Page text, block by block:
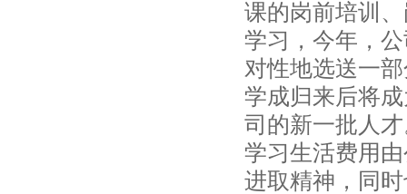
课的岗前培训
学习，今年，
对性地选送一
学成归来后将
司的新一批人
学习生活费用
进取精神，同